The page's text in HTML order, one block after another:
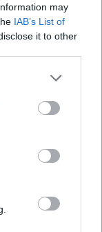
may
IAB’s List of
it to other
dass es es bei
wird.
ich jetzt
einen
mühe